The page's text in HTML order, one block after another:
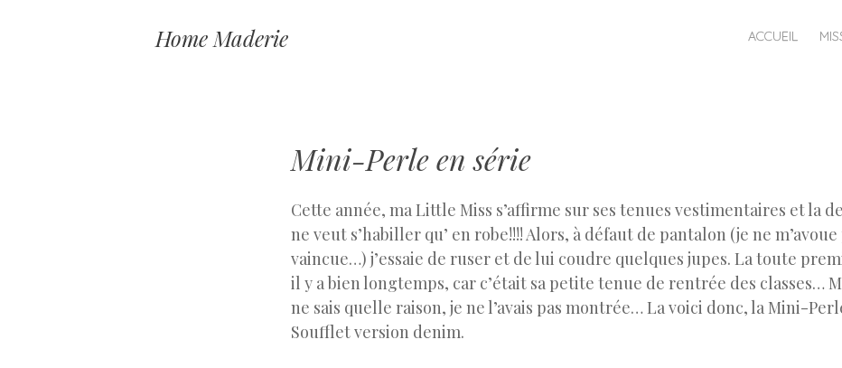
Home Maderie ACCUEIL
Mini-Perle en série
Cette année, ma Little Miss s’affirme sur ses tenues vestimentaires et la
ne veut s’habiller qu’ en robe!!!! Alors, à défaut de pantalon (je ne m’avoue
vaincue…) j’essaie de ruser et de lui coudre quelques jupes. La toute
il y a bien longtemps, car c’était sa petite tenue de rentrée des classes…
ne sais quelle raison, je ne l’avais pas montrée… La voici donc, la Mini-
Soufflet version denim.